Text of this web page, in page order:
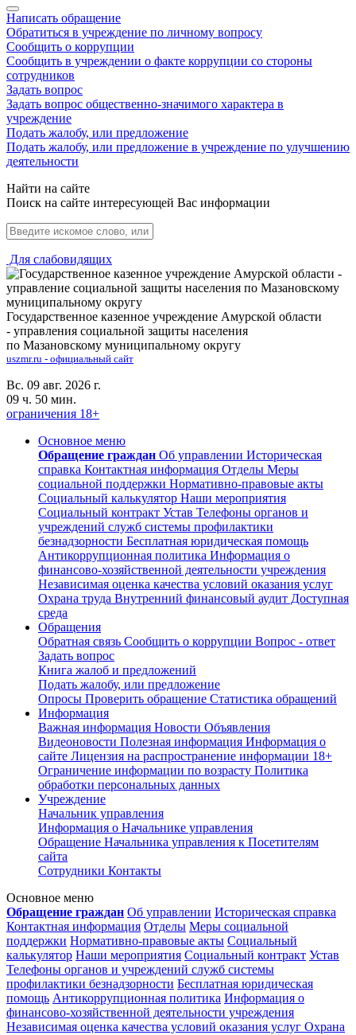
Написать обращение
Обратиться в учреждение по личному вопросу
Сообщить о коррупции
Сообщить в учреждении о факте коррупции со стороны
сотрудников
Задать вопрос
Задать вопрос общественно-значимого характера в
учреждение
Подать жалобу, или предложение
Подать жалобу, или предложение в учреждение по улучшению
деятельности
Найти на сайте
Поиск на сайте интересующей Вас информации
Для слабовидящих
Государственное казенное учреждение Амурской области
- управления социальной защиты населения
по Мазановскому муниципальному округу
uszmr.ru - официальный сайт
Вс. 09 авг. 2026 г.
09 ч. 50 мин.
ограничения 18+
Основное меню
Обращение граждан Об управлении Историческая
справка Контактная информация Отделы Меры
социальной поддержки Нормативно-правовые акты
Социальный калькулятор Наши мероприятия
Социальный контракт Устав Телефоны органов и
учреждений служб системы профилактики
безнадзорности Бесплатная юридическая помощь
Антикоррупционная политика Информация о
финансово-хозяйственной деятельности учреждения
Независимая оценка качества условий оказания услуг
Охрана труда Внутренний финансовый аудит Доступная
среда
Обращения
Обратная связь Сообщить о коррупции Вопрос - ответ
Задать вопрос
Книга жалоб и предложений
Подать жалобу, или предложение
Опросы Проверить обращение Статистика обращений
Информация
Важная информация Новости Объявления
Видеоновости Полезная информация Информация о
сайте Лицензия на распространение информации 18+
Ограничение информации по возрасту Политика
обработки персональных данных
Учреждение
Начальник управления
Информация о Начальнике управления
Обращение Начальника управления к Посетителям
сайта
Сотрудники Контакты
Основное меню
Обращение граждан Об управлении Историческая справка
Контактная информация Отделы Меры социальной
поддержки Нормативно-правовые акты Социальный
калькулятор Наши мероприятия Социальный контракт Устав
Телефоны органов и учреждений служб системы
профилактики безнадзорности Бесплатная юридическая
помощь Антикоррупционная политика Информация о
финансово-хозяйственной деятельности учреждения
Независимая оценка качества условий оказания услуг Охрана